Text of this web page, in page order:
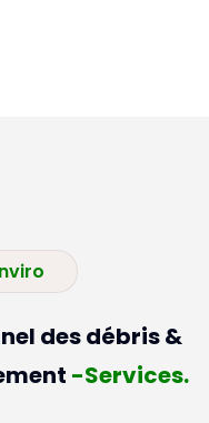
des débris &
-Services.